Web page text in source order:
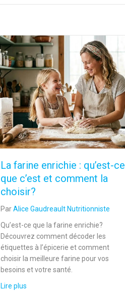
La farine enrichie : qu’est-ce
que c’est et comment la
choisir?
ParAlice Gaudreault Nutritionniste
Qu’est-ce que la farine enrichie?
Découvrez comment décoder les
étiquettes à l’épicerie et comment
choisir la meilleure farine pour vos
besoins et votre santé.
Lire plus